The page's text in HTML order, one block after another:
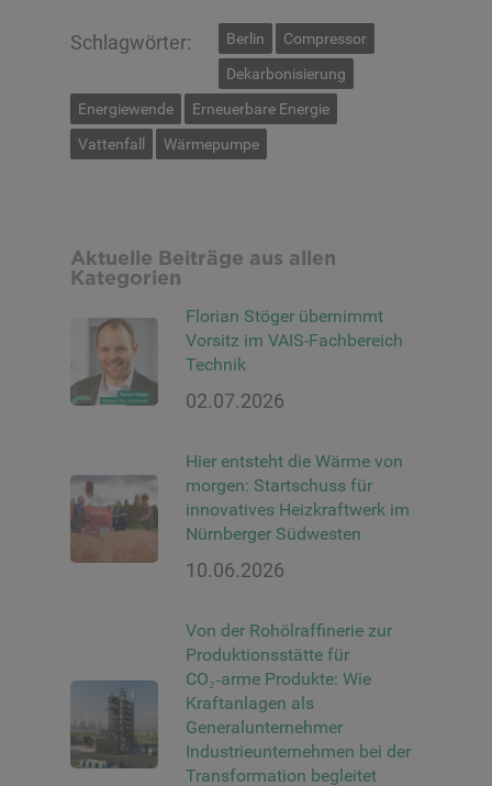
Schlagwörter: Berlin
Compressor
Dekarbonisierung
Energiewende
Erneuerbare Energie
Vattenfall
Wärmepumpe
Aktuelle Beiträge aus allen
Kategorien
Florian Stöger übernimmt
Vorsitz im VAIS-Fachbereich
Technik
02.07.2026
Hier entsteht die Wärme von
morgen: Startschuss für
innovatives Heizkraftwerk im
Nürnberger Südwesten
10.06.2026
Von der Rohölraffinerie zur
Produktionsstätte für
CO₂‑arme Produkte: Wie
Kraftanlagen als
Generalunternehmer
Industrieunternehmen bei der
Transformation begleitet